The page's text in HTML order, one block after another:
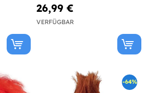
26,99 €
VERFÜGBAR
-64%